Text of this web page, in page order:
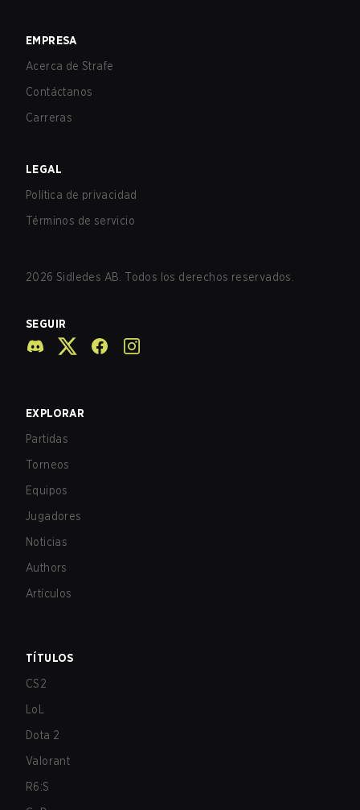
EMPRESA
Acerca de Strafe
Contáctanos
Carreras
LEGAL
Política de privacidad
Términos de servicio
2026 Sidledes AB. Todos los derechos reservados.
SEGUIR
EXPLORAR
Partidas
Torneos
Equipos
Jugadores
Noticias
Authors
Artículos
TÍTULOS
CS2
LoL
Dota 2
Valorant
R6:S